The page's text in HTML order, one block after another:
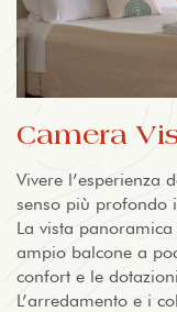
Camera
Vivere l’esperienza
senso più profondo
La vista
ampio balcone a
confort e le
L’arredamento e i